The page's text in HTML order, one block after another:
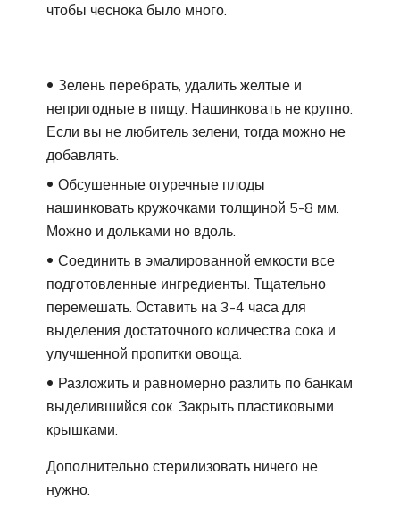
чтобы чеснока было много.
Зелень перебрать, удалить желтые и
непригодные в пищу. Нашинковать не крупно.
Если вы не любитель зелени, тогда можно не
добавлять.
Обсушенные огуречные плоды
нашинковать кружочками толщиной 5-8 мм.
Можно и дольками но вдоль.
Соединить в эмалированной емкости все
подготовленные ингредиенты. Тщательно
перемешать. Оставить на 3-4 часа для
выделения достаточного количества сока и
улучшенной пропитки овоща.
Разложить и равномерно разлить по банкам
выделившийся сок. Закрыть пластиковыми
крышками.
Дополнительно стерилизовать ничего не
нужно.